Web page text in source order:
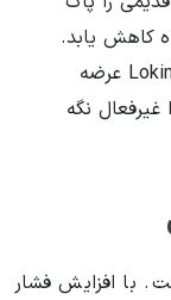
کاهش یابد.
تا زمانی که تماس‌های امن مبتنی بر Lokinet عرضه
نگه
با افزایش فشار